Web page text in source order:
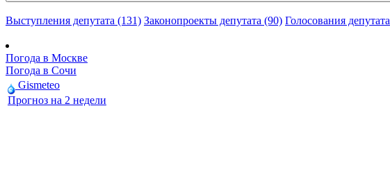
Выступления депутата (131) Законопроекты депутата (90) Голосования депутата
Погода в Москве
Погода в Сочи
Gismeteo
Прогноз на 2 недели